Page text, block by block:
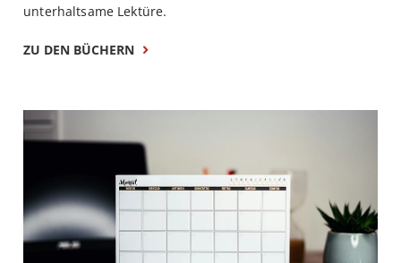
unterhaltsame Lektüre.
ZU DEN BÜCHERN